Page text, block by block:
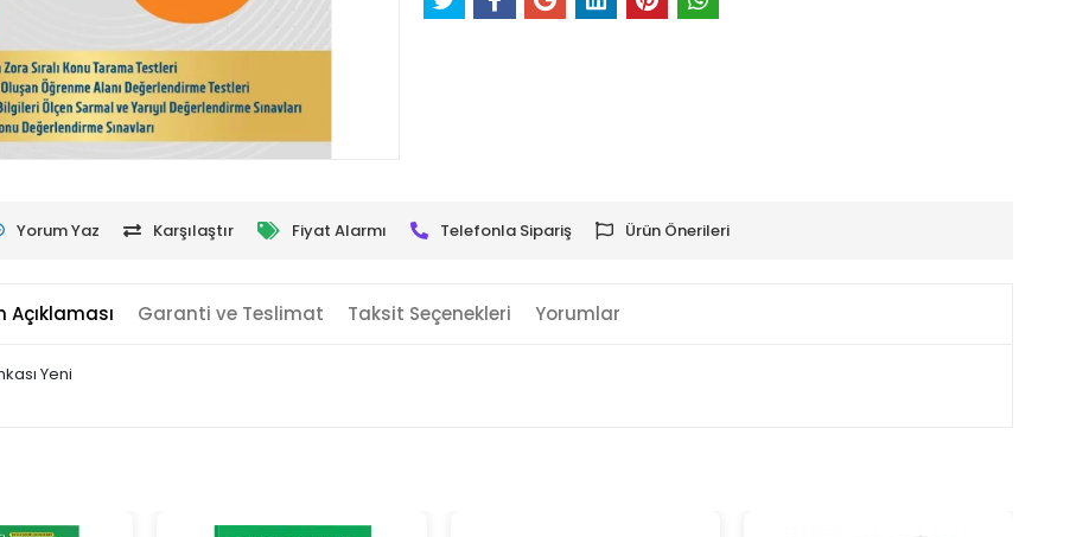
Yorum Yaz Karşılaştır Fiyat Alarmı Telefonla Sipariş Ürün Önerileri
Açıklaması Garanti ve Teslimat Taksit Seçenekleri Yorumlar
Yeni